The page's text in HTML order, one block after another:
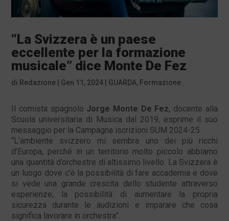
“La Svizzera è un paese
eccellente per la formazione
musicale” dice Monte De Fez
di Redazione Gen 11, 2024 GUARDA, Formazione
Il cornista spagnolo Jorge Monte De Fez, docente alla
Scuola universitaria di Musica dal 2019, esprime il suo
messaggio per la Campagna iscrizioni SUM 2024-25.
“L’ambiente svizzero mi sembra uno dei più ricchi
d’Europa, perché in un territorio molto piccolo abbiamo
una quantità d’orchestre di altissimo livello. La Svizzera è
un luogo dove c’è la possibilità di fare accademia e dove
si vede una grande crescita dello studente attraverso
esperienze, la possibilità di aumentare la propria
sicurezza durante le audizioni e imparare che cosa
significa lavorare in orchestra”.